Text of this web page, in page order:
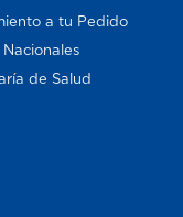
a tu Pedido
Nacionales
de Salud